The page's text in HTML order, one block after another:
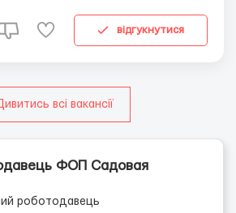
домашних дел. Суть работы: подач...
відгукнутися
всі вакансії
ФОП Садовая
роботодавець